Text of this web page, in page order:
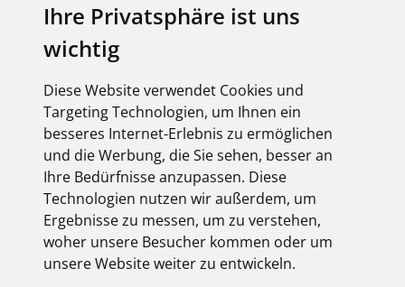
Ihre Privatsphäre ist uns
wichtig
Diese Website verwendet Cookies und
Targeting Technologien, um Ihnen ein
besseres Internet-Erlebnis zu ermöglichen
und die Werbung, die Sie sehen, besser an
Ihre Bedürfnisse anzupassen. Diese
Technologien nutzen wir außerdem, um
Ergebnisse zu messen, um zu verstehen,
woher unsere Besucher kommen oder um
unsere Website weiter zu entwickeln.
den Alltag der Elektroinstallation. Mit der neuen
UP 1Produktfamiliehat KAISER den klassischen
Unterputzdosen ein zukunftsorientiertes Upgrade
verpasst und bietet für jede Baustellensituation
die passende Lösung. Elektroinstallateure haben
die freie Wahl zwischen bewährter Gipsmontage
und zeitsparenderKlemmrippenbefestigung
jeweils in gewohnt hoher KAISER-Qualität.
Durchdachte Produktfeatures wie diebodennahe
Durchverdrahtung,einvergrößertes
Installationsvolumen, dieseitenneutrale
Kombinierbarkeit im 71-mm-Normabstand
sowieluftdichte ECON-Ausführungen gemäß
DIN 18015-5sorgen für maximale Flexibilität,